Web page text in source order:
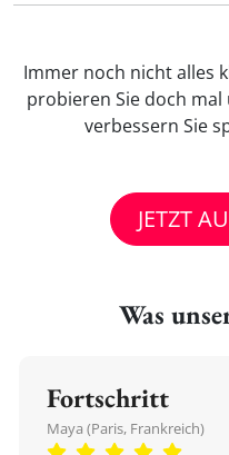
Immer noch nicht alles
probieren Sie doch
verbessern Sie
JETZT
Was
Fortschritt
Maya (Paris, Frankreich)